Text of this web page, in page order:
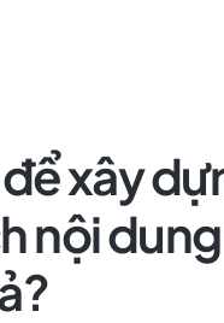
xây
nội